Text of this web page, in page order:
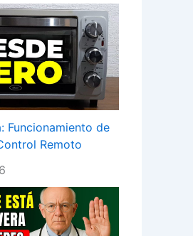
Funcionamiento de
Remoto